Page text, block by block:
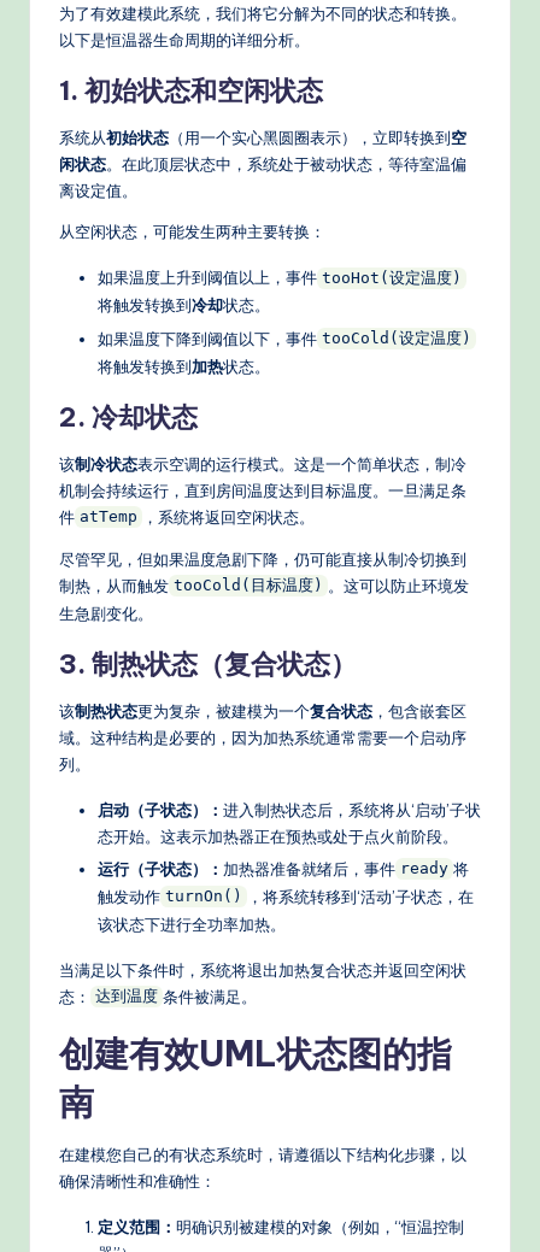
w
&
M
M
为了有效建模此系统，我们将它分解为不同的状态和转换。
以下是恒温器生命周期的详细分析。
1. 初始状态和空闲状态
系统从初始状态 （用一个实心黑圆圈表示），立即转换到空
闲状态。在此顶层状态中，系统处于被动状态，等待室温偏
离设定值。
从空闲状态，可能发生两种主要转换：
如果温度上升到阈值以上，事件 tooHot(设定温度)
将触发转换到冷却状态。
如果温度下降到阈值以下，事件 tooCold(设定温度)
将触发转换到加热状态。
2. 冷却状态
该制冷状态表示空调的运行模式。这是一个简单状态，制冷
机制会持续运行，直到房间温度达到目标温度。一旦满足条
件 atTemp ，系统将返回空闲状态。
尽管罕见，但如果温度急剧下降，仍可能直接从制冷切换到
制热，从而触发 tooCold(目标温度) 。这可以防止环境发
生急剧变化。
3. 制热状态（复合状态）
该制热状态更为复杂，被建模为一个复合状态 ，包含嵌套区
域。这种结构是必要的，因为加热系统通常需要一个启动序
列。
启动（子状态）： 进入制热状态后，系统将从‘启动’子状
态开始。这表示加热器正在预热或处于点火前阶段。
运行（子状态）： 加热器准备就绪后，事件 ready 将
触发动作 turnOn()
，将系统转移到‘活动’子状态，在
该状态下进行全功率加热。
当满足以下条件时，系统将退出加热复合状态并返回空闲状
态： 达到温度 条件被满足。
创建有效UML状态图的指
南
在建模您自己的有状态系统时，请遵循以下结构化步骤，以
确保清晰性和准确性：
定义范围： 明确识别被建模的对象（例如，“恒温控制